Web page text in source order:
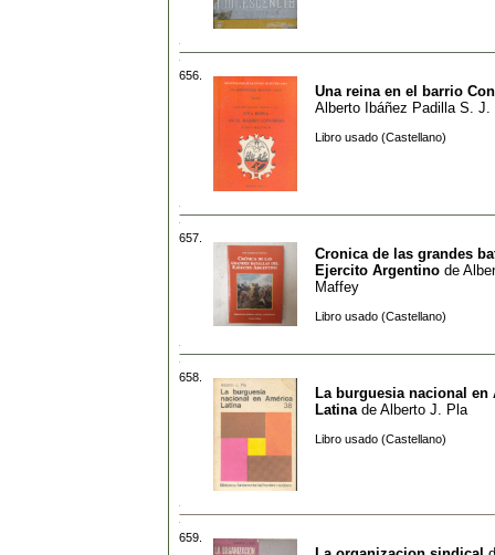
656.
Una reina en el barrio
Alberto Ibáñez Padilla S. J.
Libro usado (Castellano)
657.
Cronica de las grandes
Ejercito Argentino de
Maffey
Libro usado (Castellano)
658.
La burguesia nacional en
Latina de Alberto J. Pla
Libro usado (Castellano)
659.